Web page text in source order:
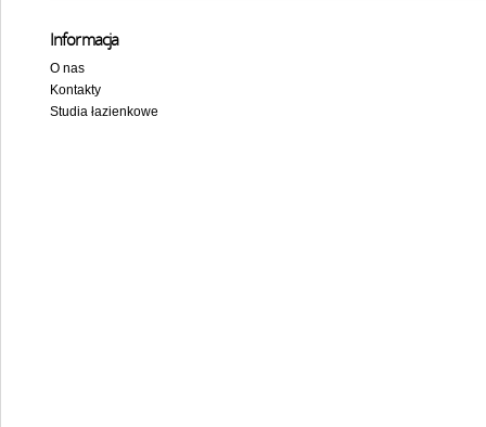
Informacja
O nas
Kontakty
Studia łazienkowe